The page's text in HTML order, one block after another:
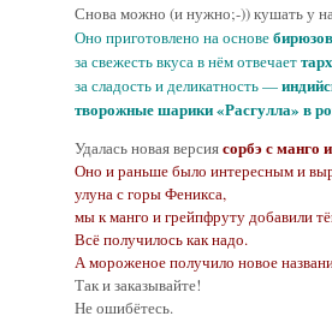
Снова можно (и нужно;-)) кушать у
Оно приготовлено на основе
за свежесть вкуса в нём отвечает
за сладость и деликатность —
творожные шарики «Расгулла» в
Удалась новая версиясорбэ с манго
Оно и раньше было интересным и
улуна с горы Феникса,
мы к манго и грейпфруту добавили
Всё получилось как надо.
А мороженое получило новое
Так и заказывайте!
Не ошибётесь.